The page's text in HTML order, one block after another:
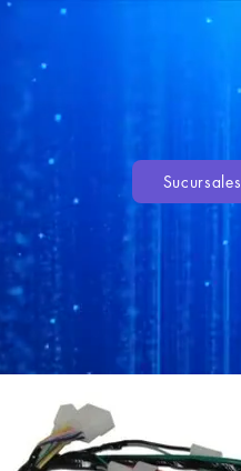
Sucursales